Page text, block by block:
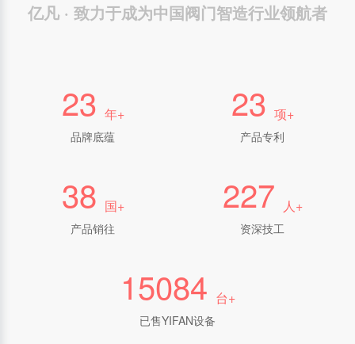
亿凡 · 致力于成为中国阀门智造行业领航者
25 年+
品牌底蕴
25 项+
产品专利
41 国+
产品销往
246 人+
资深技工
16338 台+
已售YIFAN设备